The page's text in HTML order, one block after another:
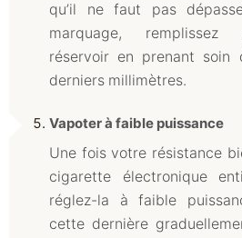
qu’il ne faut pas
marquage, remplissez
réservoir en prenant soin
derniers millimètres.
Vapoter à faible puissance
Une fois votre résistance
cigarette électronique
réglez-la à faible
cette dernière